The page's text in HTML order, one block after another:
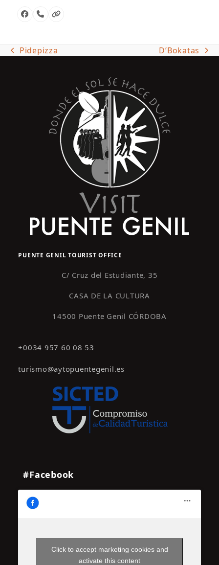
Facebook
PhoneWebsite
previous
Pidepizza
next
D’Bokatas
PUENTE GENIL TOURIST OFFICE
C/ Cruz del Estudiante, 35
CASA DE LA CULTURA
14500 Puente Genil CÓRDOBA
+0034 957 60 08 53
turismo@aytopuentegenil.es
#Facebook
Click to accept marketing cookies and
activate this content